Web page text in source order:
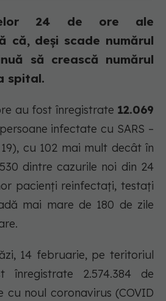
24 de ore ale
că, deși scade numărul
să crească numărul
spital.
au fost înregistrate 12.069
infectate cu SARS –
cu 102 mai mult decât în
dintre cazurile noi din 24
pacienți reinfectați, testați
mai mare de 180 de zile
14 februarie, pe teritoriul
înregistrate 2.574.384 de
cu noul coronavirus (COVID